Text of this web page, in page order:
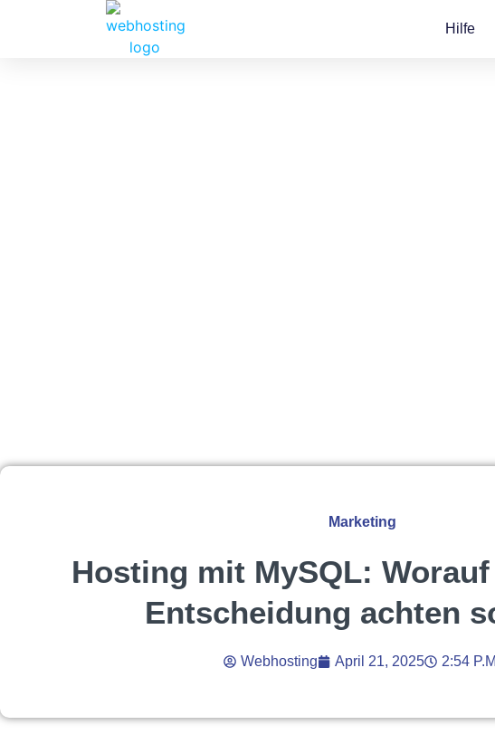
Hilfe
Marketing
Hosting mit MySQL:
Entscheidung achten
Webhosting April 21, 2025 2:54